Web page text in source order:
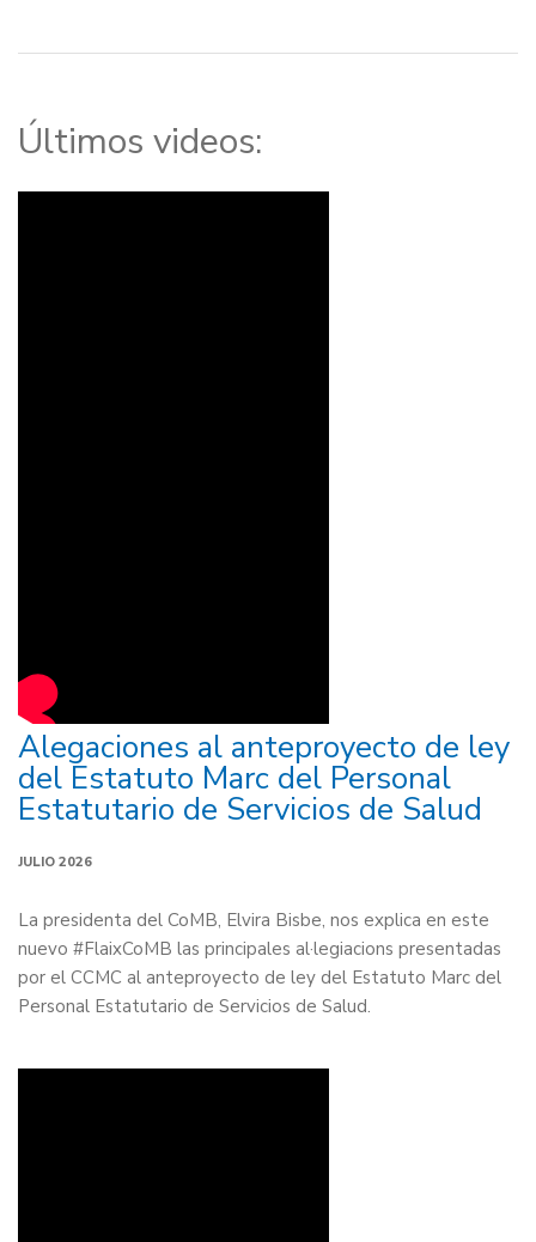
Últimos videos:
Alegaciones al anteproyecto de ley
del Estatuto Marc del Personal
Estatutario de Servicios de Salud
JULIO 2026
La presidenta del CoMB, Elvira Bisbe, nos explica en este
nuevo #FlaixCoMB las principales al·legiacions presentadas
por el CCMC al anteproyecto de ley del Estatuto Marc del
Personal Estatutario de Servicios de Salud.